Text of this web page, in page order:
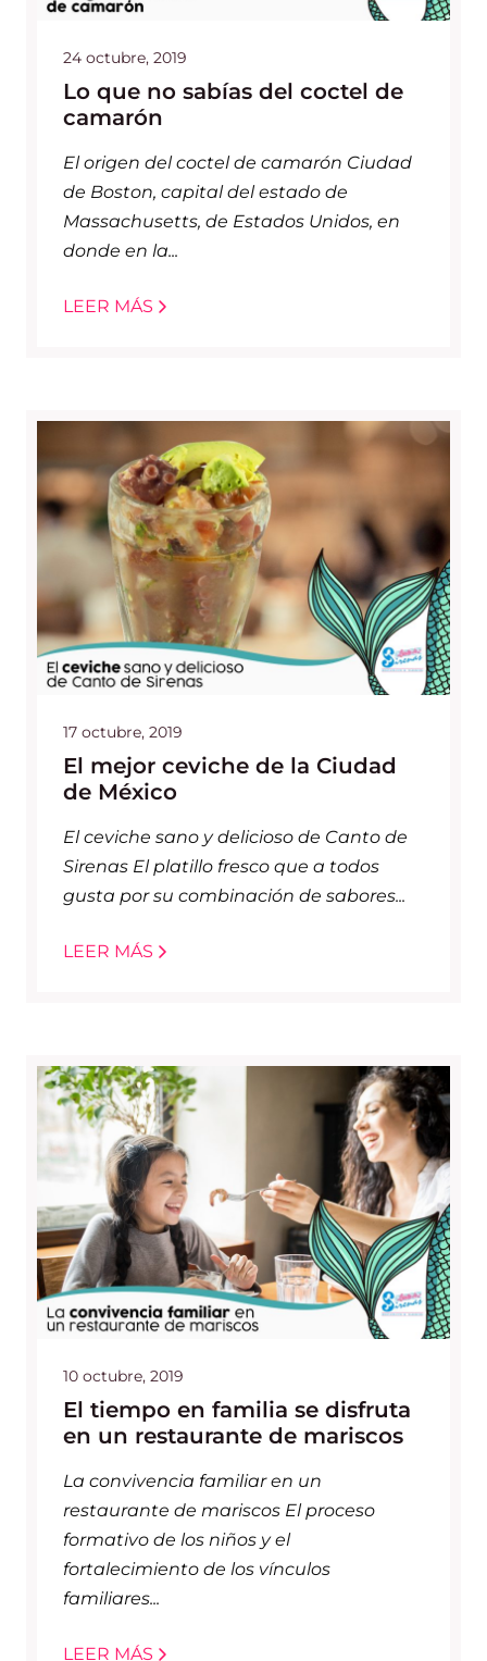
24 octubre, 2019
Lo que no sabías del coctel de
camarón
El origen del coctel de camarón Ciudad
de Boston, capital del estado de
Massachusetts, de Estados Unidos, en
donde en la...
LEER MÁS
17 octubre, 2019
El mejor ceviche de la Ciudad
de México
El ceviche sano y delicioso de Canto de
Sirenas El platillo fresco que a todos
gusta por su combinación de sabores...
LEER MÁS
10 octubre, 2019
El tiempo en familia se disfruta
en un restaurante de mariscos
La convivencia familiar en un
restaurante de mariscos El proceso
formativo de los niños y el
fortalecimiento de los vínculos
familiares...
LEER MÁS